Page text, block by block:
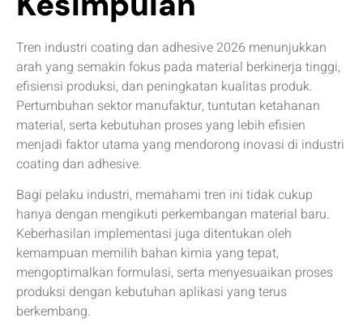
Tren industri coating dan adhesive 2026 menunjukkan
arah yang semakin fokus pada material berkinerja tinggi,
efisiensi produksi, dan peningkatan kualitas produk.
Pertumbuhan sektor manufaktur, tuntutan ketahanan
material, serta kebutuhan proses yang lebih efisien
menjadi faktor utama yang mendorong inovasi di industri
coating dan adhesive.
Bagi pelaku industri, memahami tren ini tidak cukup
hanya dengan mengikuti perkembangan material baru.
Keberhasilan implementasi juga ditentukan oleh
kemampuan memilih bahan kimia yang tepat,
mengoptimalkan formulasi, serta menyesuaikan proses
produksi dengan kebutuhan aplikasi yang terus
berkembang.